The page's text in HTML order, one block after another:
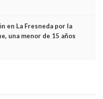
en La Fresneda por la
una menor de 15 años